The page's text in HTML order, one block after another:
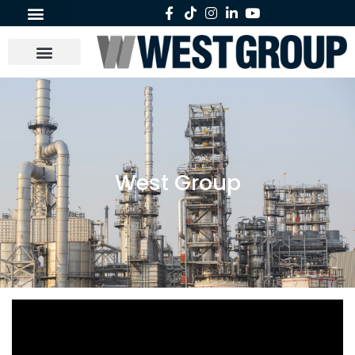
West Group